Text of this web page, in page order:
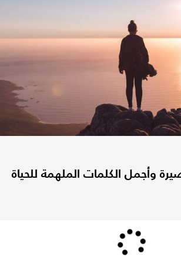
وأجمل الكلمات الملهمة للحياة